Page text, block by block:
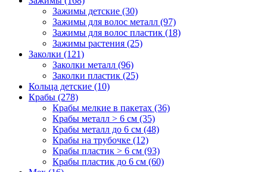
Зажимы детские (30)
Зажимы для волос металл (97)
Зажимы для волос пластик (18)
Зажимы растения (25)
Заколки (121)
Заколки металл (96)
Заколки пластик (25)
Кольца детские (10)
Крабы (278)
Крабы мелкие в пакетах (36)
Крабы металл > 6 см (35)
Крабы металл до 6 см (48)
Крабы на трубочке (12)
Крабы пластик > 6 см (93)
Крабы пластик до 6 см (60)